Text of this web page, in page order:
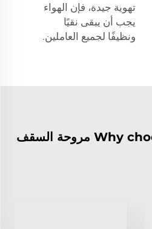
تهوية جيدة، فإن الهواء
يجب أن يبقى نقيًا
ونظيفًا لجميع العاملين.
Why choose FJDIAMOND مروحة السقف